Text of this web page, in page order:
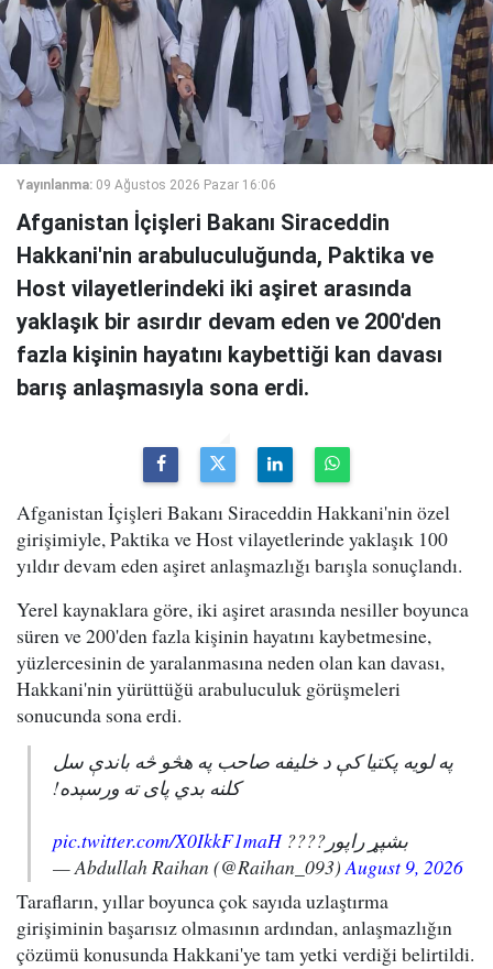
Yayınlanma: 09 Ağustos 2026 Pazar 16:06
Afganistan İçişleri Bakanı Siraceddin
Hakkani'nin arabuluculuğunda, Paktika ve
Host vilayetlerindeki iki aşiret arasında
yaklaşık bir asırdır devam eden ve 200'den
fazla kişinin hayatını kaybettiği kan davası
barış anlaşmasıyla sona erdi.
Afganistan İçişleri Bakanı Siraceddin Hakkani'nin özel
girişimiyle, Paktika ve Host vilayetlerinde yaklaşık 100
yıldır devam eden aşiret anlaşmazlığı barışla sonuçlandı.
Yerel kaynaklara göre, iki aşiret arasında nesiller boyunca
süren ve 200'den fazla kişinin hayatını kaybetmesine,
yüzlercesinin de yaralanmasına neden olan kan davası,
Hakkani'nin yürüttüğü arabuluculuk görüşmeleri
sonucunda sona erdi.
په لویه پکتیا کې د خلیفه صاحب په هڅو څه باندې سل
کلنه بدي پای ته ورسېده!
بشپړ راپور????pic.twitter.com/X0IkkF1maH
— Abdullah Raihan (@Raihan_093)August 9, 2026
Tarafların, yıllar boyunca çok sayıda uzlaştırma
girişiminin başarısız olmasının ardından, anlaşmazlığın
çözümü konusunda Hakkani'ye tam yetki verdiği belirtildi.